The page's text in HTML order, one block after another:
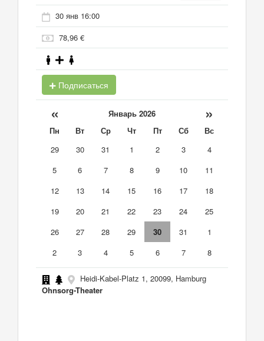
30 янв 16:00
78,96 €
Подписаться
« Январь 2026 »
Пн Вт Ср Чт Пт Сб
Вс
29
30 31 1 2 3
4
5
6 7 8 9 10
11
12
13 14 15 16 17
18
19
20 21 22 23 24
25
26
27 28 29 30 31
1
2
3 4 5 6 7 8
Heidi-Kabel-Platz 1, 20099, Hamburg
Ohnsorg-Theater